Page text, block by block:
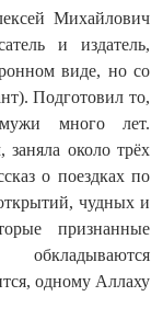
Михайлович
и издатель,
виде, но со
Подготовил то,
много лет.
заняла около трёх
о поездках по
чудных и
признанные
одному Аллаху